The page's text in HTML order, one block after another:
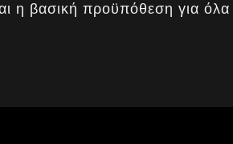
η βασική προϋπόθεση για